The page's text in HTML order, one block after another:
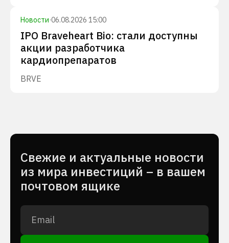
Новости·06.08.2026 15:00
IPO Braveheart Bio: стали доступны
акции разработчика
кардиопрепаратов
BRVE
Cвежие и актуальные новости
из мира инвестиций – в вашем
почтовом ящике